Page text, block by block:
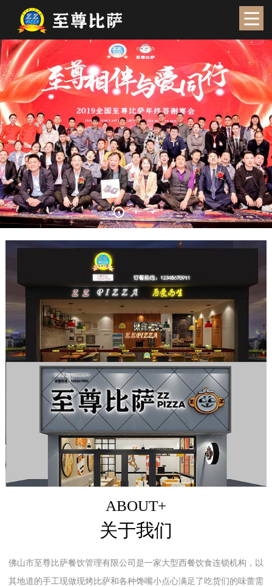
ABOUT+
关于我们
佛山市至尊比萨餐饮管理有限公司是一家大型西餐饮食连锁机构，以
其地道的手工现做现烤比萨和各种馋嘴小点心满足了吃货们的味蕾需